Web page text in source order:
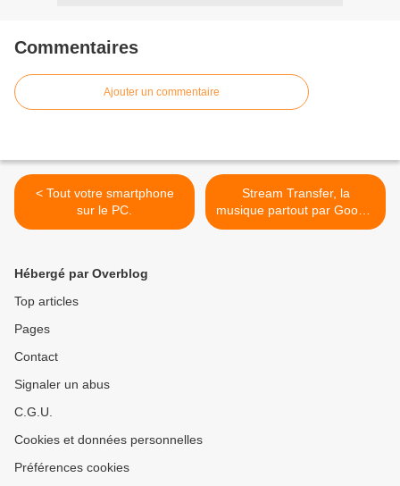
Commentaires
Ajouter un commentaire
< Tout votre smartphone
sur le PC.
Stream Transfer, la
musique partout par Google
>
Hébergé par Overblog
Top articles
Pages
Contact
Signaler un abus
C.G.U.
Cookies et données personnelles
Préférences cookies